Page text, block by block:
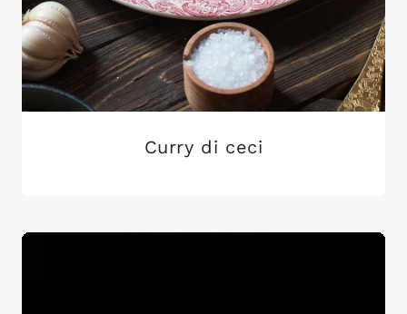
Curry di ceci